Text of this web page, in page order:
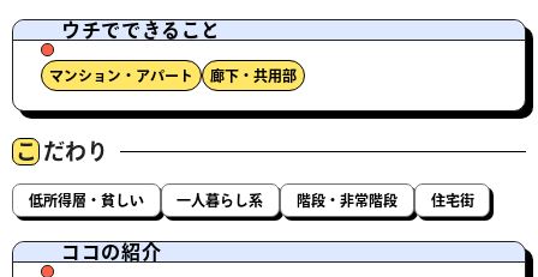
ウチでできること
マンション・アパート 廊下・共用部
こ だわり
低所得層・貧しい 一人暮らし系 階段・非常階段 住宅街
ココの紹介